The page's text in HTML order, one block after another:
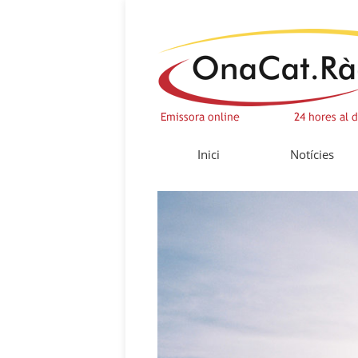
Inici Notícies